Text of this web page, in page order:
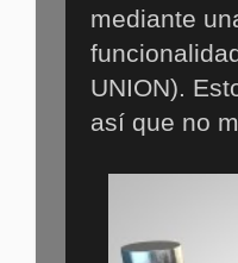
mediante
UNION).
así que no